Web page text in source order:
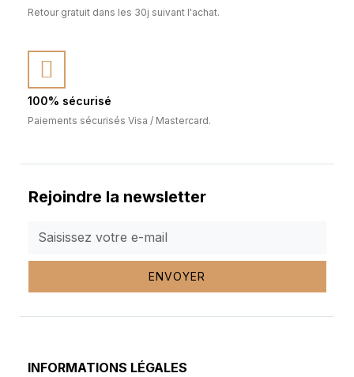
Retour gratuit dans les 30j suivant l'achat.
100% sécurisé
Paiements sécurisés Visa / Mastercard.
Rejoindre la newsletter
ENVOYER
INFORMATIONS LÉGALES